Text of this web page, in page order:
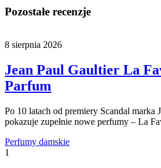
Pozostałe recenzje
8 sierpnia 2026
Jean Paul Gaultier La
Parfum
Po 10 latach od premiery Scandal marka
pokazuje zupełnie nowe perfumy – La
Perfumy damskie
1